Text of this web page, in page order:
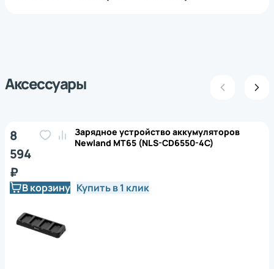
Аксессуары
Зарядное устройство аккумуляторов
Newland MT65 (NLS-CD6550-4C)
8
594
₽
В корзину Купить в 1 клик